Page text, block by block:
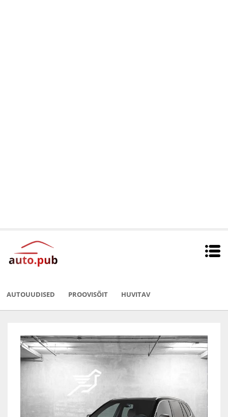
AUTOUUDISED PROOVISÕIT HUVITAV